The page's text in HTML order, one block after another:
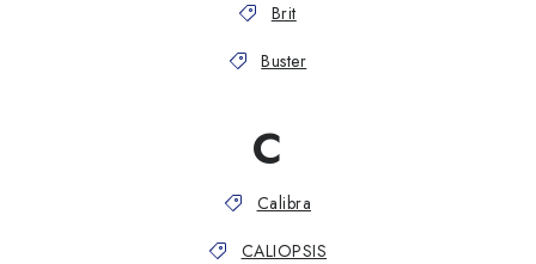
Brit
Buster
C
Calibra
CALIOPSIS